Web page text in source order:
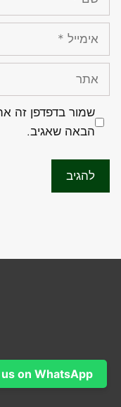
שמור בדפדפן זה
הבאה שאגיב.
on WhatsApp